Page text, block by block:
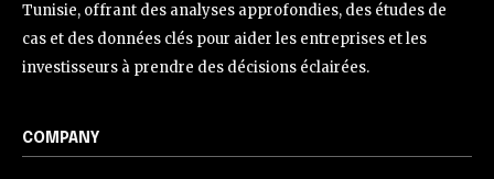
Tunisie, offrant des analyses approfondies, des études de
cas et des données clés pour aider les entreprises et les
investisseurs à prendre des décisions éclairées.
COMPANY